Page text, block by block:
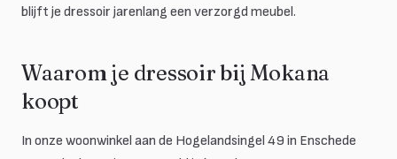
blijft je dressoir jarenlang een verzorgd meubel.
Waarom je dressoir bij Mokana
koopt
In onze woonwinkel aan de Hogelandsingel 49 in Enschede